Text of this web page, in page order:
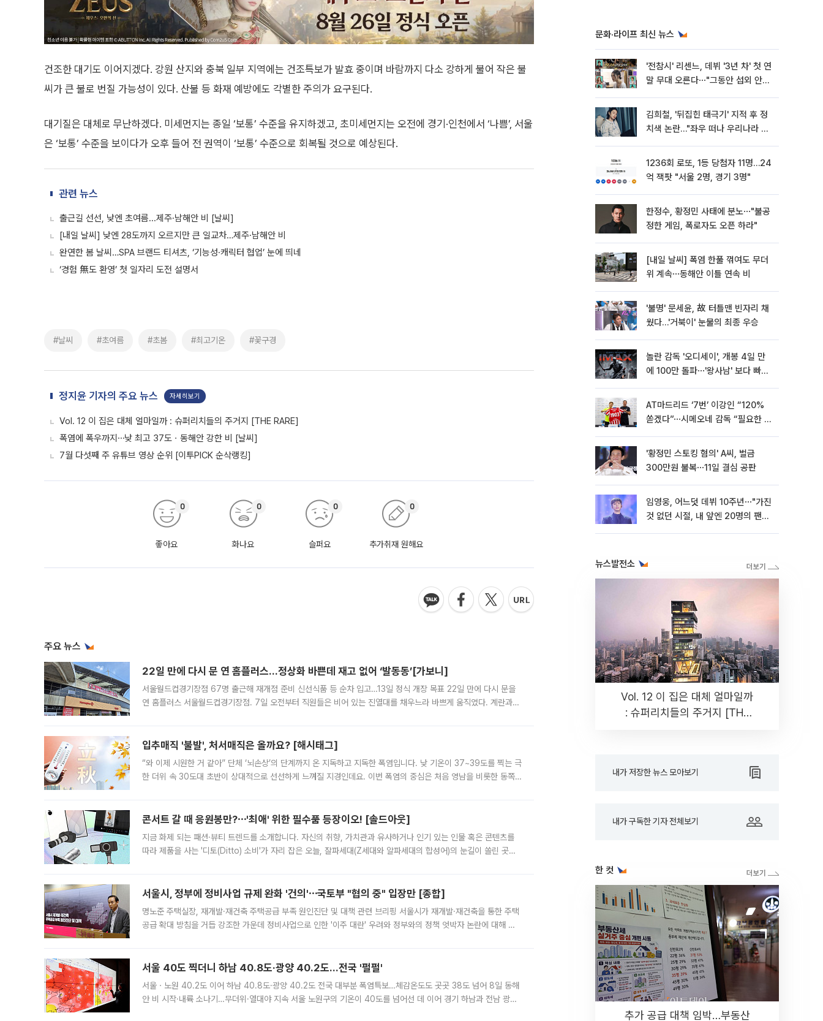
건조한 대기도 이어지겠다. 강원 산지와 충북 일부 지역에는 건조특보가 발효 중이며 바람까지 다소 강하게 불어 작은 불
씨가 큰 불로 번질 가능성이 있다. 산불 등 화재 예방에도 각별한 주의가 요구된다.
대기질은 대체로 무난하겠다. 미세먼지는 종일 ‘보통’ 수준을 유지하겠고, 초미세먼지는 오전에 경기·인천에서 ‘나쁨’, 서울
은 ‘보통’ 수준을 보이다가 오후 들어 전 권역이 ‘보통’ 수준으로 회복될 것으로 예상된다.
관련 뉴스
출근길 선선, 낮엔 초여름...제주·남해안 비 [날씨]
[내일 날씨] 낮엔 28도까지 오르지만 큰 일교차…제주·남해안 비
완연한 봄 날씨…SPA 브랜드 티셔츠, ‘기능성·캐릭터 협업’ 눈에 띄네
‘경험 無도 환영’ 첫 일자리 도전 설명서
#날씨 #초여름 #초봄 #최고기온 #꽃구경
정지윤 기자의 주요 뉴스 자세히보기
Vol. 12 이 집은 대체 얼마일까 : 슈퍼리치들의 주거지 [THE RARE]
폭염에 폭우까지⋯낮 최고 37도ㆍ동해안 강한 비 [날씨]
7월 다섯째 주 유튜브 영상 순위 [이투PICK 순삭랭킹]
좋아요
0
화나요
0
슬퍼요
0
추가취재 원해요
0
주요 뉴스
22일 만에 다시 문 연 홈플러스…정상화 바쁜데 재고 없어 ‘발동동’[가보니]
서울월드컵경기장점 67명 출근해 재개점 준비 신선식품 등 순차 입고…13일 정식 개장 목표 22일 만에 다시 문을
연 홈플러스 서울월드컵경기장점. 7일 오전부터 직원들은 비어 있는 진열대를 채우느라 바쁘게 움직였다. 계란과
입추매직 '불발', 처서매직은 올까요? [해시태그]
“와 이제 시원한 거 같아” 단체 ‘뇌손상’의 단계까지 온 지독하고 지독한 폭염입니다. 낮 기온이 37~39도를 찍는 극
한 더위 속 30도대 초반이 상대적으로 선선하게 느껴질 지경인데요. 이번 폭염의 중심은 처음 영남을 비롯한 동쪽
콘서트 갈 때 응원봉만?⋯'최애' 위한 필수품 등장이오! [솔드아웃]
지금 화제 되는 패션·뷰티 트렌드를 소개합니다. 자신의 취향, 가치관과 유사하거나 인기 있는 인물 혹은 콘텐츠를
따라 제품을 사는 '디토(Ditto) 소비'가 자리 잡은 오늘, 잘파세대(Z세대와 알파세대의 합성어)의 눈길이 쏠린 곳은
서울시, 정부에 정비사업 규제 완화 '건의'⋯국토부 "협의 중" 입장만 [종합]
명노준 주택실장, 재개발·재건축 주택공급 부족 원인진단 및 대책 관련 브리핑 서울시가 재개발·재건축을 통한 주택
공급 확대 방침을 거듭 강조한 가운데 정비사업으로 인한 '이주 대란' 우려와 정부와의 정책 엇박자 논란에 대해 정
서울 40도 찍더니 하남 40.8도·광양 40.2도…전국 '펄펄'
서울ㆍ노원 40.2도 이어 하남 40.8도·광양 40.2도 전국 대부분 폭염특보…체감온도도 곳곳 38도 넘어 8일 동해
안 비 시작·내륙 소나기…무더위·열대야 지속 서울 노원구의 기온이 40도를 넘어선 데 이어 경기 하남과 전남 광양
문화·라이프 최신 뉴스
'전참시' 리센느, 데뷔 '3년 차' 첫 연
말 무대 오른다⋯"그동안 섭외 안
김희철, '뒤집힌 태극기' 지적 후 정
치색 논란…"좌우 떠나 우리나라 국
1236회 로또, 1등 당첨자 11명…24
억 잭팟 "서울 2명, 경기 3명"
한정수, 황정민 사태에 분노⋯"불공
정한 게임, 폭로자도 오픈 하라"
[내일 날씨] 폭염 한풀 꺾여도 무더
위 계속⋯동해안 이틀 연속 비
'불명' 문세윤, 故 터틀맨 빈자리 채
웠다…'거북이' 눈물의 최종 우승
놀란 감독 '오디세이', 개봉 4일 만
에 100만 돌파⋯'왕사남' 보다 빠르
AT마드리드 ‘7번’ 이강인 “120%
쏟겠다”⋯시메오네 감독 “필요한 선
'황정민 스토킹 혐의' A씨, 벌금
300만원 불복⋯11일 결심 공판
임영웅, 어느덧 데뷔 10주년⋯"가진
것 없던 시절, 내 앞엔 20명의 팬
뉴스발전소
Vol. 12 이 집은 대체 얼마일까
: 슈퍼리치들의 주거지 [THE
내가 저장한 뉴스 모아보기
내가 구독한 기자 전체보기
한 컷
추가 공급 대책 임박…부동산